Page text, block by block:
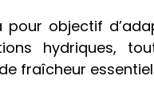
pour objectif
hydriques,
fraîcheur